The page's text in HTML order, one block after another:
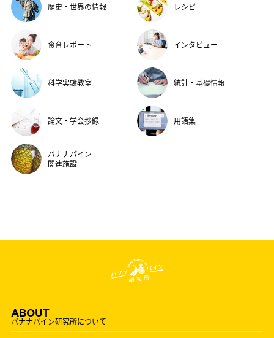
歴史・世界の情報 レシピ
食育レポート インタビュー
科学実験教室 統計・基礎情報
論文・学会抄録 用語集
バナナパイン
関連施設
ABOUT
バナナパイン研究所について